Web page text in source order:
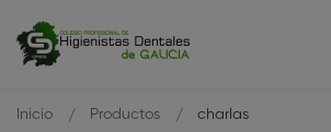
Inicio Productos charlas